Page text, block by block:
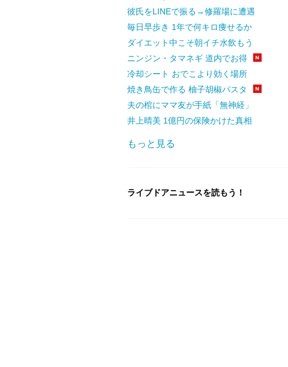
彼氏をLINEで振る→修羅場に遭遇
毎日早歩き 1年で何キロ痩せるか
ダイエット中こそ朝イチ水飲もう
ニンジン・タマネギ 道内でお得
冷却シート おでこより効く場所
焼き鳥缶で作る 柚子胡椒パスタ
夫の棺にママ友が手紙「無神経」
井上晴美 1億円の保険かけた真相
もっと見る
ライブドアニュースを読もう！